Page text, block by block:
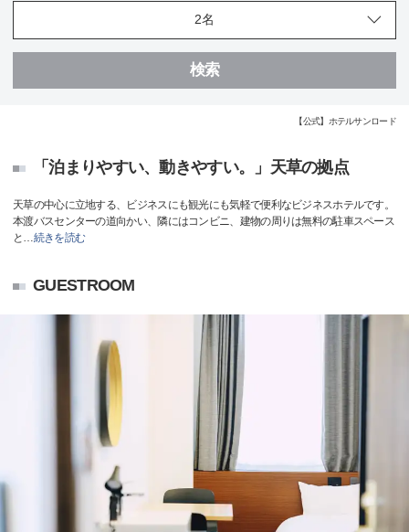
検索
【公式】ホテルサンロード
「泊まりやすい、動きやすい。」天草の拠点
天草の中心に立地する、ビジネスにも観光にも気軽で便利なビジネスホテルです。
本渡バスセンターの道向かい、隣にはコンビニ、建物の周りは無料の駐車スペース
と …続きを読む
GUESTROOM